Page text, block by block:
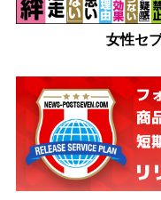
女性セ